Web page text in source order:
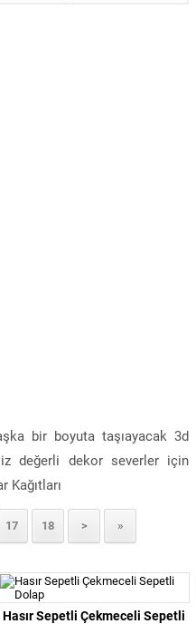
bir boyuta taşıayacak 3d
değerli dekor severler için
Kağıtları
17 18 > »
Hasır Sepetli Çekmeceli Sepetli